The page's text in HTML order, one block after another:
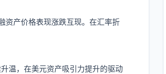
产价格表现涨跌互现。在汇率折
温，在美元资产吸引力提升的驱动